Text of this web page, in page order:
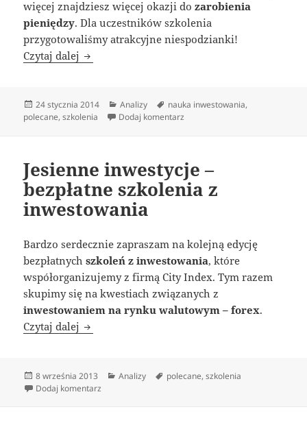
więcej znajdziesz więcej okazji dozarobienia
pieniędzy. Dla uczestników szkolenia
przygotowaliśmy atrakcyjne niespodzianki!
Czytaj dalej Akcja 200 zł – piąta edycja
Data
publikacji
24 stycznia 2014 Kategorie
Analizy Tagi
nauka inwestowania,
polecane,szkolenia Dodaj komentarz
Jesienne inwestycje –
bezpłatne szkolenia z
inwestowania
Bardzo serdecznie zapraszam na kolejną edycję
bezpłatnychszkoleń z inwestowania, które
współorganizujemy z firmą City Index. Tym razem
skupimy się na kwestiach związanych z
inwestowaniem na rynku walutowym – forex.
Czytaj dalej Jesienne inwestycje – bezpłatne szkolenia z
Data
publikacji
8 września 2013 Kategorie
Analizy Tagi
polecane,szkolenia
Dodaj komentarz